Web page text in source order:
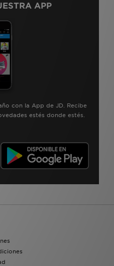
APP
con la App de JD. Recibe
estés donde estés.